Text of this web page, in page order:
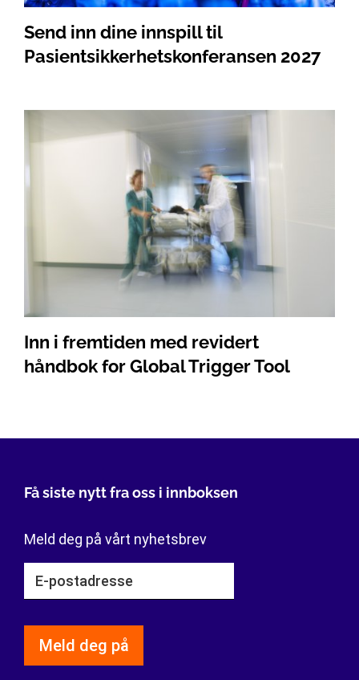
Send inn dine innspill til
Pasientsikkerhetskonferansen 2027
Inn i fremtiden med revidert
håndbok for Global Trigger Tool
Få siste nytt fra oss i innboksen
Meld deg på vårt nyhetsbrev
Meld deg på